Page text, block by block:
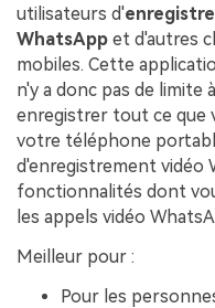
utilisateurs d'
WhatsApp et d'autres
mobiles. Cette
n'y a donc pas de limite
enregistrer tout ce que
votre téléphone
d'enregistrement vidéo
fonctionnalités dont
les appels vidéo
Meilleur pour :
Pour les